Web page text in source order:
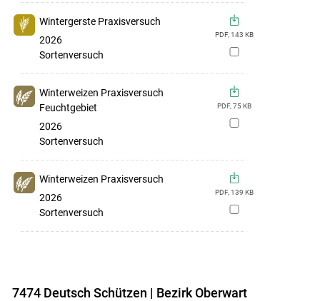
Wintergerste Praxisversuch
2026
Sortenversuch
PDF,143 KB
zur
Winterweizen Praxisversuch
Feuchtgebiet
2026
Sortenversuch
PDF,75KB
zur
Winterweizen Praxisversuch
2026
Sortenversuch
PDF,139 KB
zur
7474 Deutsch Schützen | Bezirk Oberwart